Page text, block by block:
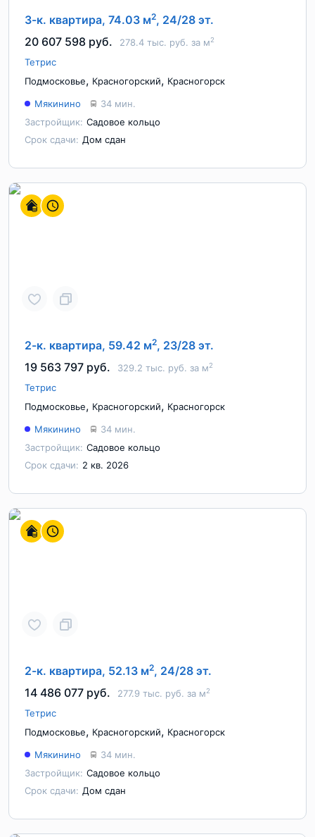
3-к. квартира, 74.03 м2, 24/28 эт.
20 607 598 руб.
278.4 тыс. руб. за м2
Тетрис
Подмосковье, Красногорский, Красногорск
Мякинино
34 мин.
Застройщик: Садовое кольцо
Срок сдачи: Дом сдан
2-к. квартира, 59.42 м2, 23/28 эт.
19 563 797 руб.
329.2 тыс. руб. за м2
Тетрис
Подмосковье, Красногорский, Красногорск
Мякинино
34 мин.
Застройщик: Садовое кольцо
Срок сдачи: 2 кв. 2026
2-к. квартира, 52.13 м2, 24/28 эт.
14 486 077 руб.
277.9 тыс. руб. за м2
Тетрис
Подмосковье, Красногорский, Красногорск
Мякинино
34 мин.
Застройщик: Садовое кольцо
Срок сдачи: Дом сдан